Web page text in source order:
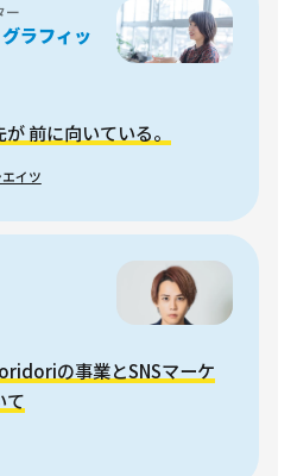
ー
ラフィッ
前に向いている。
イツ
の事業とSNSマーケ
て